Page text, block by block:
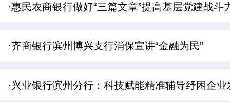
·惠民农商银行做好“三篇文章”提高基层党建战斗
·齐商银行滨州博兴支行消保宣讲“金融为民”
·兴业银行滨州分行：科技赋能精准辅导纾困企业